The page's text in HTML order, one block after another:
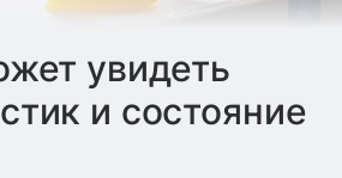
увидеть
и состояние